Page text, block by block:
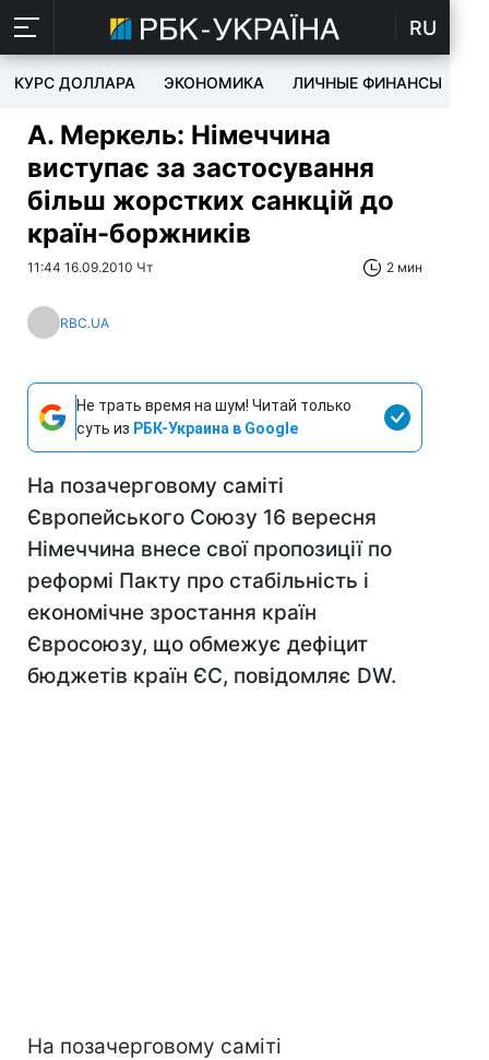
RU
КУРС ДОЛЛАРА ЭКОНОМИКА ЛИЧНЫЕ ФИНАНСЫ
А. Меркель: Німеччина
виступає за застосування
більш жорстких санкцій до
країн-боржників
11:44 16.09.2010 Чт 2 мин
RBC.UA
Не трать время на шум! Читай только
суть из РБК-Украина в Google
На позачерговому саміті
Європейського Союзу 16 вересня
Німеччина внесе свої пропозиції по
реформі Пакту про стабільність і
економічне зростання країн
Євросоюзу, що обмежує дефіцит
бюджетів країн ЄС, повідомляє DW.
На позачерговому саміті